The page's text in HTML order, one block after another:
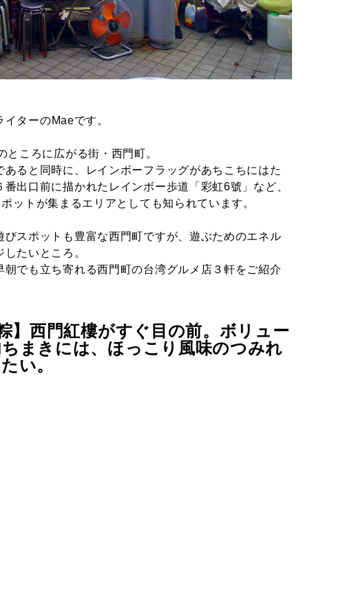
イターのMaeです。
ところに広がる街・西門町。
あると同時に、レインボーフラッグがあちこちにはた
番出口前に描かれたレインボー歩道「彩虹6號」など、
ットが集まるエリアとしても知られています。
びスポットも豊富な西門町ですが、遊ぶためのエネル
たいところ。
朝でも立ち寄れる西門町の台湾グルメ店３軒をご紹介
】西門紅樓がすぐ目の前。ボリュー
まきには、ほっこり風味のつみれ
い。